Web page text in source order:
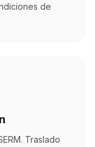
de
Traslado